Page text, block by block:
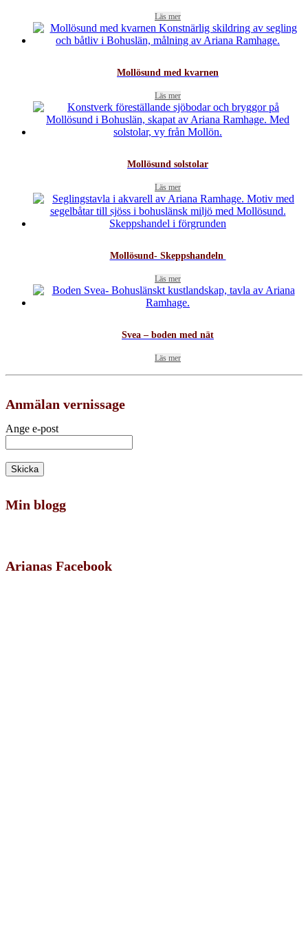
Läs mer
Mollösund med kvarnen
Läs mer
Mollösund solstolar
Läs mer
Mollösund- Skeppshandeln
Läs mer
Svea – boden med nät
Läs mer
Anmälan vernissage
Ange e-post
Min blogg
Arianas Facebook